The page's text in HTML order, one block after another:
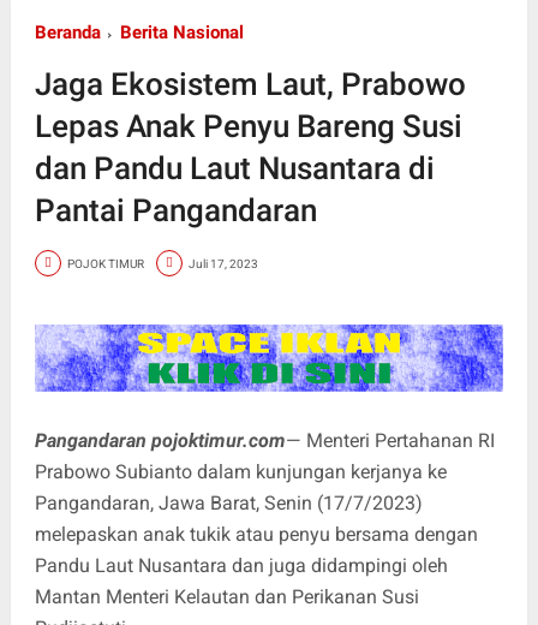
Beranda Berita Nasional
Jaga Ekosistem Laut, Prabowo
Lepas Anak Penyu Bareng Susi
dan Pandu Laut Nusantara di
Pantai Pangandaran
POJOK TIMUR Juli 17, 2023
Pangandaran pojoktimur.com— Menteri Pertahanan RI
Prabowo Subianto dalam kunjungan kerjanya ke
Pangandaran, Jawa Barat, Senin (17/7/2023)
melepaskan anak tukik atau penyu bersama dengan
Pandu Laut Nusantara dan juga didampingi oleh
Mantan Menteri Kelautan dan Perikanan Susi